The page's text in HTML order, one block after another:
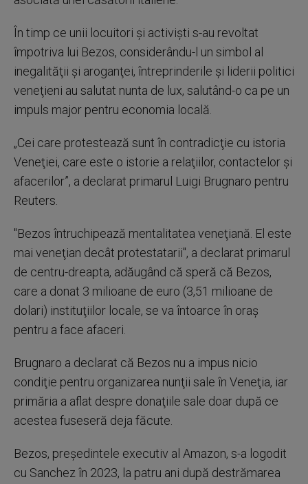
În timp ce unii locuitori şi activişti s-au revoltat
împotriva lui Bezos, considerându-l un simbol al
inegalităţii şi aroganţei, întreprinderile şi liderii politici
veneţieni au salutat nunta de lux, salutând-o ca pe un
impuls major pentru economia locală.
„Cei care protestează sunt în contradicţie cu istoria
Veneţiei, care este o istorie a relaţiilor, contactelor şi
afacerilor”, a declarat primarul Luigi Brugnaro pentru
Reuters.
"Bezos întruchipează mentalitatea veneţiană. El este
mai veneţian decât protestatarii", a declarat primarul
de centru-dreapta, adăugând că speră că Bezos,
care a donat 3 milioane de euro (3,51 milioane de
dolari) instituţiilor locale, se va întoarce în oraş
pentru a face afaceri.
Brugnaro a declarat că Bezos nu a impus nicio
condiţie pentru organizarea nunţii sale în Veneţia, iar
primăria a aflat despre donaţiile sale doar după ce
acestea fuseseră deja făcute.
Bezos, preşedintele executiv al Amazon, s-a logodit
cu Sanchez în 2023, la patru ani după destrămarea